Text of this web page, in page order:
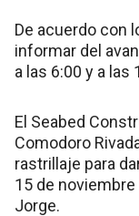
De acuerdo con
informar del
a las 6:00 y a las
El Seabed
Comodoro
rastrillaje para
15 de
Jorge.